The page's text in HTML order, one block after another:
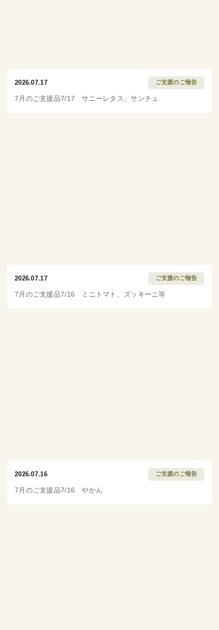
2026.07.17 ご支援のご報告
7月のご支援品7/17 サニーレタス、サンチュ
2026.07.17 ご支援のご報告
7月のご支援品7/16 ミニトマト、ズッキーニ等
2026.07.16 ご支援のご報告
7月のご支援品7/16 やかん